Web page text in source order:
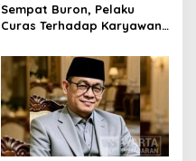
Sempat Buron, Pelaku
Curas Terhadap Karyawan
Ditangkap Polisi